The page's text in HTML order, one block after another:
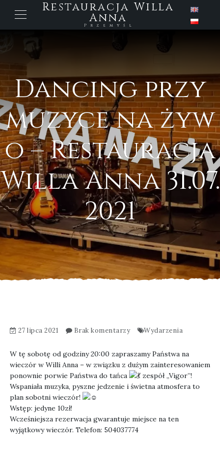
Restauracja Willa
Anna
Przemyśl
Dancing przy
muzyce na żyw
o – Restauracja
Willa Anna 31.07.
2021
27 lipca 2021 Brak komentarzy Wydarzenia
W tę sobotę od godziny 20:00 zapraszamy Państwa na
wieczór w Willi Anna – w związku z dużym zainteresowaniem
ponownie porwie Państwa do tańca
zespół „Vigor”!
Wspaniała muzyka, pyszne jedzenie i świetna atmosfera to
plan sobotni wieczór!
Wstęp: jedyne 10zł!
Wcześniejsza rezerwacja gwarantuje miejsce na ten
wyjątkowy wieczór. Telefon: 504037774